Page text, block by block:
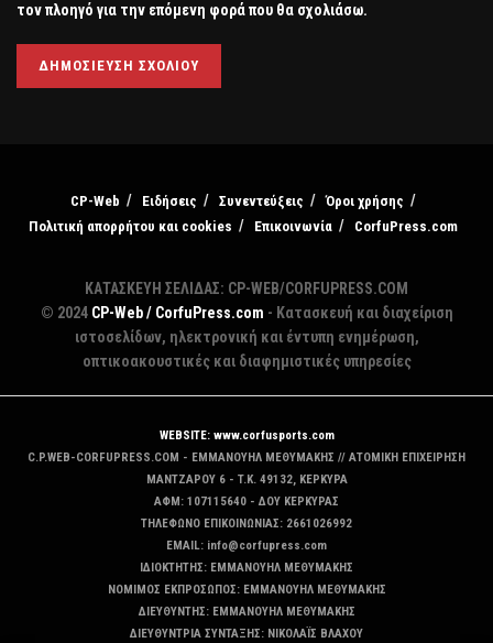
τον πλοηγό για την επόμενη φορά που θα σχολιάσω.
CP-Web Ειδήσεις Συνεντεύξεις
Όροι χρήσης
Πολιτική απορρήτου και cookies
Επικοινωνία CorfuPress.com
ΚΑΤΑΣΚΕΥΗ ΣΕΛΙΔΑΣ: CP-WEB/CORFUPRESS.COM
© 2024 CP-Web / CorfuPress.com - Κατασκευή και διαχείριση
ιστοσελίδων, ηλεκτρονική και έντυπη ενημέρωση,
οπτικοακουστικές και διαφημιστικές υπηρεσίες
WEBSITE: www.corfusports.com
C.P.WEB-CORFUPRESS.COM - ΕΜΜΑΝΟΥΗΛ ΜΕΘΥΜΑΚΗΣ // ΑΤΟΜΙΚΗ ΕΠΙΧΕΙΡΗΣΗ
MANTZAΡΟΥ 6 - T.K. 49132, ΚΕΡΚΥΡΑ
ΑΦΜ: 107115640 - ΔΟΥ ΚΕΡΚΥΡΑΣ
ΤΗΛΕΦΩΝΟ ΕΠΙΚΟΙΝΩΝΙΑΣ: 2661026992
EMAIL: info@corfupress.com
ΙΔΙΟΚΤΗΤΗΣ: EMMANOYΗΛ ΜΕΘΥΜΑΚΗΣ
ΝΟΜΙΜΟΣ ΕΚΠΡΟΣΩΠΟΣ: EMMANOYΗΛ ΜΕΘΥΜΑΚΗΣ
ΔΙΕΥΘΥΝΤΗΣ: EMMANOYΗΛ ΜΕΘΥΜΑΚΗΣ
ΔΙΕΥΘΥΝΤΡΙΑ ΣΥΝΤΑΞΗΣ: ΝΙΚΟΛΑΪΣ ΒΛΑΧΟΥ